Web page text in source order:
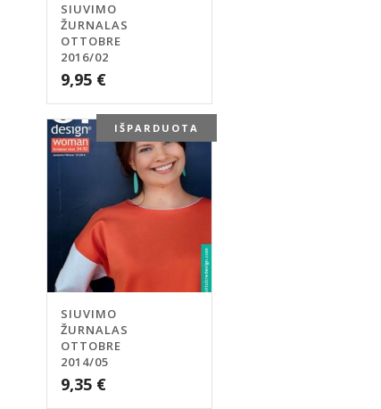
SIUVIMO
ŽURNALAS
OTTOBRE
2016/02
9,95 €
IŠPARDUOTA
SIUVIMO
ŽURNALAS
OTTOBRE
2014/05
9,35 €